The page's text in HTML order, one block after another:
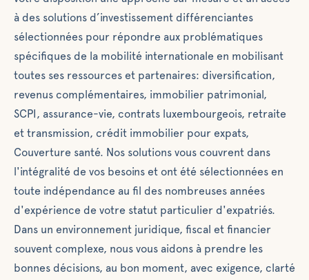
structuration,
l’optimisation et la
valorisation de
leur patrimoine.
Notre groupe met
à votre
disposition une
approche sur
mesure et un
solutions
d’investissement
différenciantes
sélectionnées
pour répondre
aux
à des solutions d’investissement différenciantes
sélectionnées pour répondre aux problématiques
spécifiques de la mobilité internationale en mobilisant
toutes ses ressources et partenaires: diversification,
revenus complémentaires, immobilier patrimonial,
SCPI, assurance-vie, contrats luxembourgeois, retraite
et transmission, crédit immobilier pour expats,
Couverture santé. Nos solutions vous couvrent dans
l'intégralité de vos besoins et ont été sélectionnées en
toute indépendance au fil des nombreuses années
d'expérience de votre statut particulier d'expatriés.
Dans un environnement juridique, fiscal et financier
souvent complexe, nous vous aidons à prendre les
bonnes décisions, au bon moment, avec exigence, clarté